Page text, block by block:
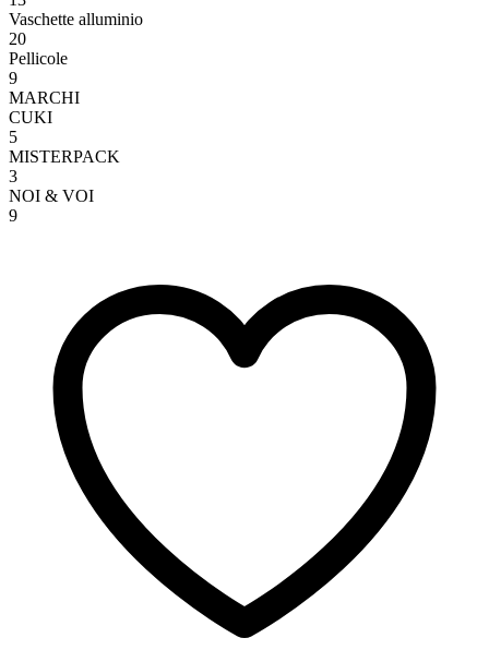
Vaschette alluminio
20
Pellicole
9
MARCHI
CUKI
5
MISTERPACK
3
NOI & VOI
9